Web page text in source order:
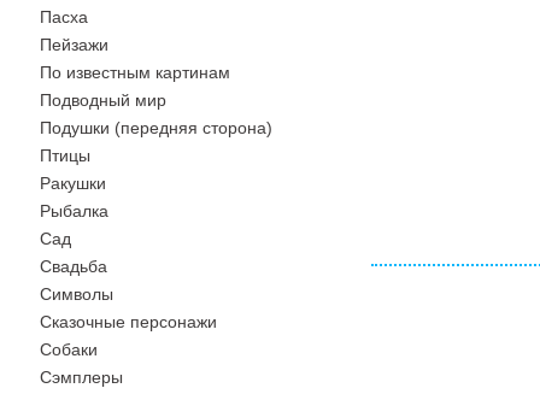
Пасха
Пейзажи
По известным картинам
Подводный мир
Подушки (передняя сторона)
Птицы
Ракушки
Рыбалка
Сад
Свадьба
Символы
Сказочные персонажи
Собаки
Сэмплеры